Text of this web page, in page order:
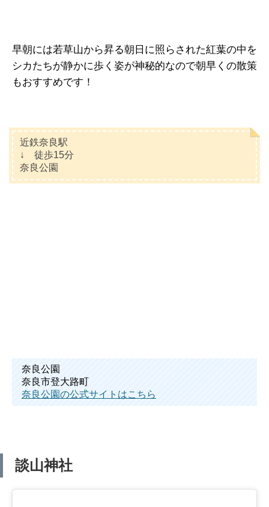
早朝には若草山から昇る朝日に照らされた紅葉の中を
シカたちが静かに歩く姿が神秘的なので朝早くの散策
もおすすめです！
近鉄奈良駅
↓ 徒歩15分
奈良公園
奈良公園
奈良市登大路町
奈良公園の公式サイトはこちら
談山神社